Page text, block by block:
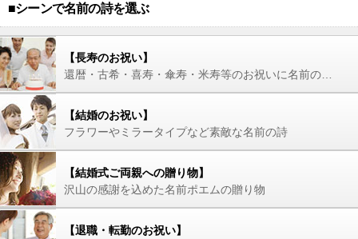
■シーンで名前の詩を選ぶ
【長寿のお祝い】
【結婚のお祝い】
フラワーやミラータイプなど素敵な名前の詩
【結婚式ご両親への贈り物】
沢山の感謝を込めた名前ポエムの贈り物
【退職・転勤のお祝い】